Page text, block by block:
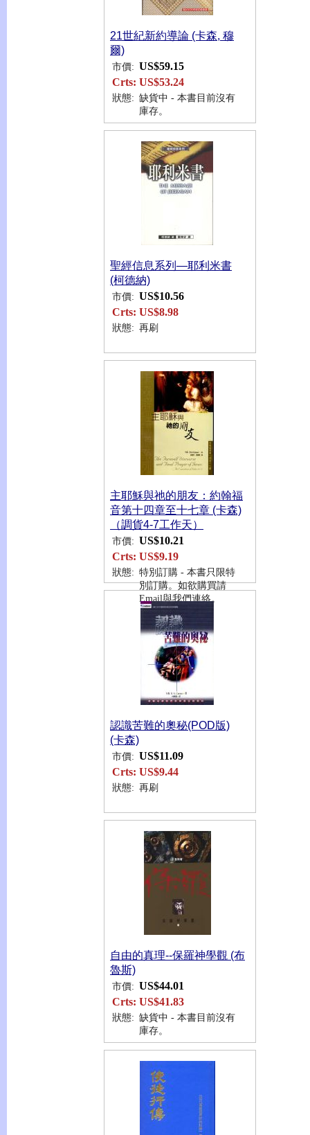
21世紀新約導論 (卡森, 穆
爾)
市價: US$59.15
Crts: US$53.24
狀態: 缺貨中 - 本書目前沒有
庫存。
聖經信息系列—耶利米書
(柯德納)
市價: US$10.56
Crts: US$8.98
狀態: 再刷
主耶穌與祂的朋友：約翰福
音第十四章至十七章 (卡森)
（調貨4-7工作天）
市價: US$10.21
Crts: US$9.19
狀態: 特別訂購 - 本書只限特
別訂購。如欲購買請
Email與我們連絡。
認識苦難的奧秘(POD版)
(卡森)
市價: US$11.09
Crts: US$9.44
狀態: 再刷
自由的真理--保羅神學觀 (布
魯斯)
市價: US$44.01
Crts: US$41.83
狀態: 缺貨中 - 本書目前沒有
庫存。